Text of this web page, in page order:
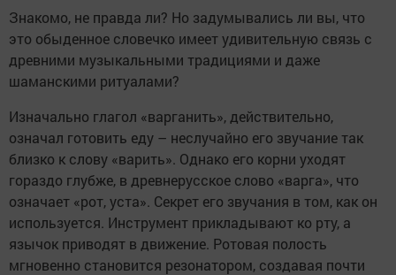
Знакомо, не правда ли? Но задумывались ли вы, что
это обыденное словечко имеет удивительную связь с
древними музыкальными традициями и даже
шаманскими ритуалами?
Изначально глагол «варганить», действительно,
означал готовить еду – неслучайно его звучание так
близко к слову «варить». Однако его корни уходят
гораздо глубже, в древнерусское слово «варга», что
означает «рот, уста». Секрет его звучания в том, как он
используется. Инструмент прикладывают ко рту, а
язычок приводят в движение. Ротовая полость
мгновенно становится резонатором, создавая почти